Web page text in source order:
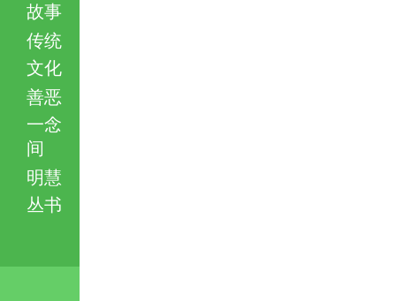
故事
传统
文化
善恶
一念
间
明慧
丛书